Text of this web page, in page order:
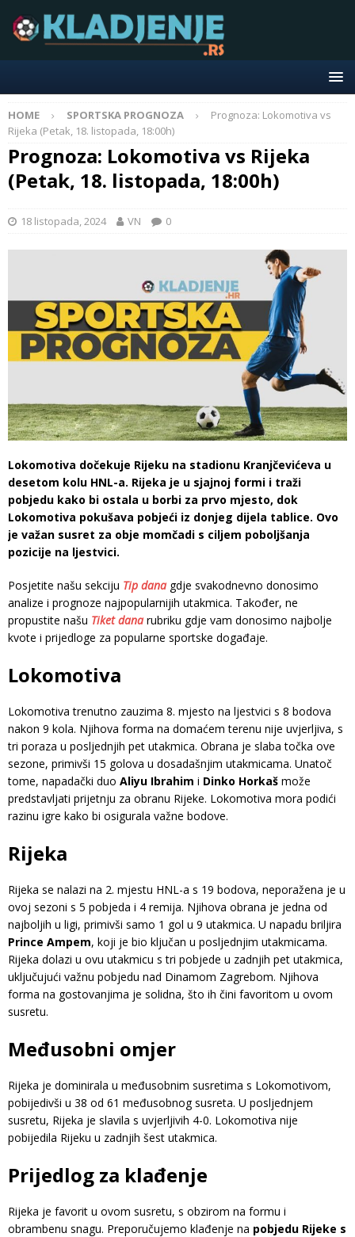
HOME SPORTSKA PROGNOZA
Prognoza: Lokomotiva vs
Rijeka (Petak, 18. listopada, 18:00h)
Prognoza: Lokomotiva vs Rijeka
(Petak, 18. listopada, 18:00h)
18 listopada, 2024 VN 0
Lokomotiva dočekuje Rijeku na stadionu Kranjčevićeva u
desetom kolu HNL-a. Rijeka je u sjajnoj formi i traži
pobjedu kako bi ostala u borbi za prvo mjesto, dok
Lokomotiva pokušava pobjeći iz donjeg dijela tablice. Ovo
je važan susret za obje momčadi s ciljem poboljšanja
pozicije na ljestvici.
Posjetite našu sekciju Tip dana gdje svakodnevno donosimo
analize i prognoze najpopularnijih utakmica. Također, ne
propustite našu Tiket dana rubriku gdje vam donosimo najbolje
kvote i prijedloge za popularne sportske događaje.
Lokomotiva
Lokomotiva trenutno zauzima 8. mjesto na ljestvici s 8 bodova
nakon 9 kola. Njihova forma na domaćem terenu nije uvjerljiva, s
tri poraza u posljednjih pet utakmica. Obrana je slaba točka ove
sezone, primivši 15 golova u dosadašnjim utakmicama. Unatoč
tome, napadački duo Aliyu Ibrahim i Dinko Horkaš može
predstavljati prijetnju za obranu Rijeke. Lokomotiva mora podići
razinu igre kako bi osigurala važne bodove.
Rijeka
Rijeka se nalazi na 2. mjestu HNL-a s 19 bodova, neporažena je u
ovoj sezoni s 5 pobjeda i 4 remija. Njihova obrana je jedna od
najboljih u ligi, primivši samo 1 gol u 9 utakmica. U napadu briljira
Prince Ampem, koji je bio ključan u posljednjim utakmicama.
Rijeka dolazi u ovu utakmicu s tri pobjede u zadnjih pet utakmica,
uključujući važnu pobjedu nad Dinamom Zagrebom. Njihova
forma na gostovanjima je solidna, što ih čini favoritom u ovom
susretu.
Međusobni omjer
Rijeka je dominirala u međusobnim susretima s Lokomotivom,
pobijedivši u 38 od 61 međusobnog susreta. U posljednjem
susretu, Rijeka je slavila s uvjerljivih 4-0. Lokomotiva nije
pobijedila Rijeku u zadnjih šest utakmica.
Prijedlog za klađenje
Rijeka je favorit u ovom susretu, s obzirom na formu i
obrambenu snagu. Preporučujemo klađenje na pobjedu Rijeke s